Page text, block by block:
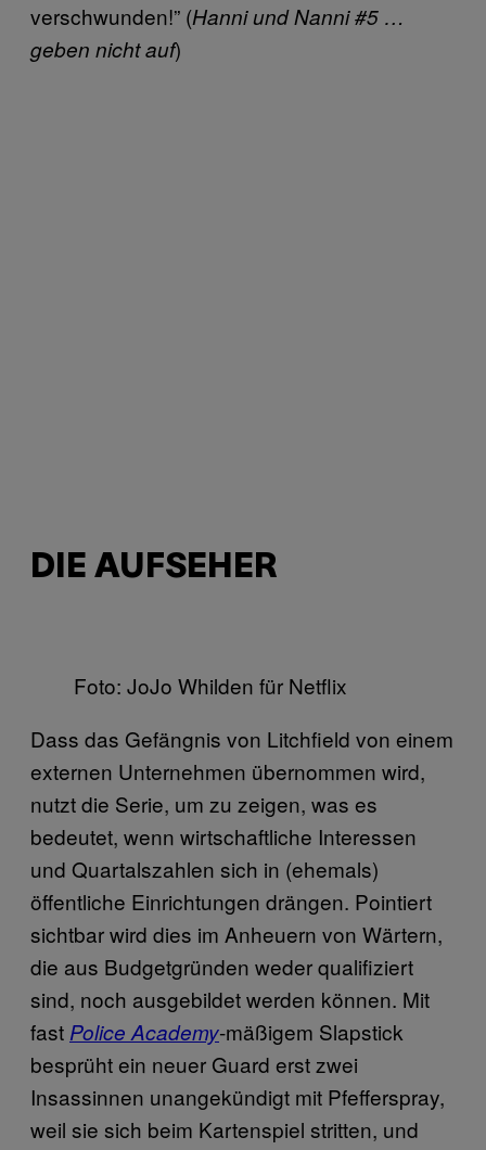
verschwunden!” (Hanni und Nanni #5 …
geben nicht auf)
DIE AUFSEHER
Foto: JoJo Whilden für Netflix
Dass das Gefängnis von Litchfield von einem
externen Unternehmen übernommen wird,
nutzt die Serie, um zu zeigen, was es
bedeutet, wenn wirtschaftliche Interessen
und Quartalszahlen sich in (ehemals)
öffentliche Einrichtungen drängen. Pointiert
sichtbar wird dies im Anheuern von Wärtern,
die aus Budgetgründen weder qualifiziert
sind, noch ausgebildet werden können. Mit
fast Police Academy-mäßigem Slapstick
besprüht ein neuer Guard erst zwei
Insassinnen unangekündigt mit Pfefferspray,
weil sie sich beim Kartenspiel stritten, und